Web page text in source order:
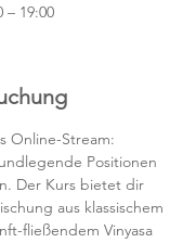
– 19:00
Online-Stream:
Positionen
Der Kurs bietet dir
aus klassischem
fließendem Vinyasa